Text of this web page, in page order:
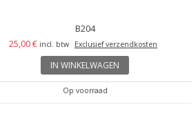
incl. btw Exclusief verzendkosten
IN WINKELWAGEN
Op voorraad